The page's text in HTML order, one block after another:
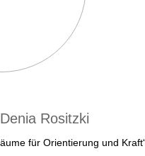
Rositzki
für Orientierung und